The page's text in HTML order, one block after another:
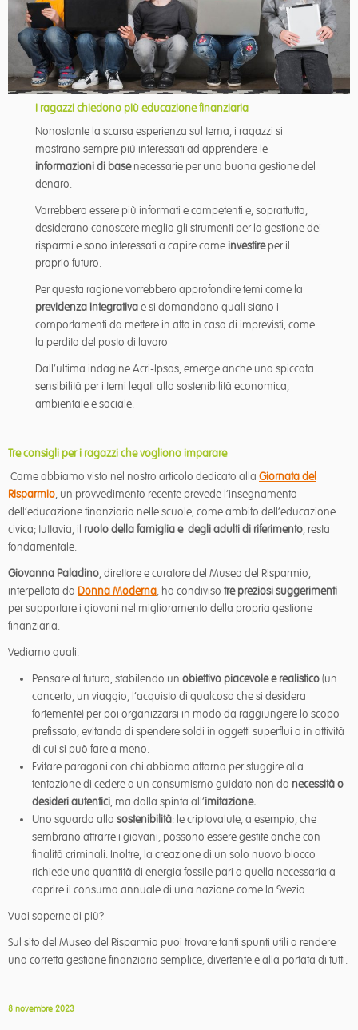
I ragazzi chiedono più educazione finanziaria
Nonostante la scarsa esperienza sul tema, i ragazzi si
mostrano sempre più interessati ad apprendere le
informazioni di basenecessarie per una buona gestione del
denaro.
Vorrebbero essere più informati e competenti e, soprattutto,
desiderano conoscere meglio gli strumenti per la gestione dei
risparmi e sono interessati a capire come investireper il
proprio futuro.
Per questa ragione vorrebbero approfondire temi come la
previdenza integrativae si domandano quali siano i
comportamenti da mettere in atto in caso di imprevisti, come
la perdita del posto di lavoro
Dall’ultima indagine Acri-Ipsos, emerge anche una spiccata
sensibilità per i temi legati alla sostenibilità economica,
ambientale e sociale.
Tre consigli per i ragazzi che vogliono imparare
Come abbiamo visto nel nostro articolo dedicato alla Giornata del
Risparmio, un provvedimento recente prevede l’insegnamento
dell’educazione finanziaria nelle scuole, come ambito dell’educazione
civica; tuttavia, il ruolo della famiglia e degli adulti di riferimento, resta
fondamentale.
Giovanna Paladino, direttore e curatore del Museo del Risparmio,
interpellata da Donna Moderna, ha condiviso tre preziosi suggerimenti
per supportare i giovani nel miglioramento della propria gestione
finanziaria.
Vediamo quali.
Pensare al futuro, stabilendo un obiettivo piacevole e realistico(un
concerto, un viaggio, l’acquisto di qualcosa che si desidera
fortemente) per poi organizzarsi in modo da raggiungere lo scopo
prefissato, evitando di spendere soldi in oggetti superflui o in attività
di cui si può fare a meno.
Evitare paragoni con chi abbiamo attorno per sfuggire alla
tentazione di cedere a un consumismo guidato non da necessità o
desideri autentici, ma dalla spinta all’imitazione.
Uno sguardo alla sostenibilità: le criptovalute, a esempio, che
sembrano attrarre i giovani, possono essere gestite anche con
finalità criminali. Inoltre, la creazione di un solo nuovo blocco
richiede una quantità di energia fossile pari a quella necessaria a
coprire il consumo annuale di una nazione come la Svezia.
Vuoi saperne di più?
Sul sito del Museo del Risparmio puoi trovare tanti spunti utili a rendere
una corretta gestione finanziaria semplice, divertente e alla portata di tutti.
8 novembre 2023